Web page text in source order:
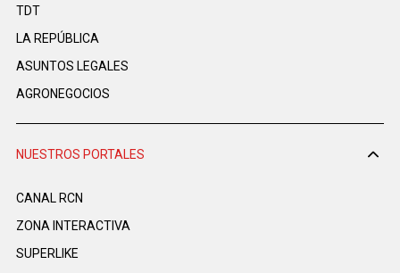
TDT
LA REPÚBLICA
ASUNTOS LEGALES
AGRONEGOCIOS
NUESTROS PORTALES
CANAL RCN
ZONA INTERACTIVA
SUPERLIKE